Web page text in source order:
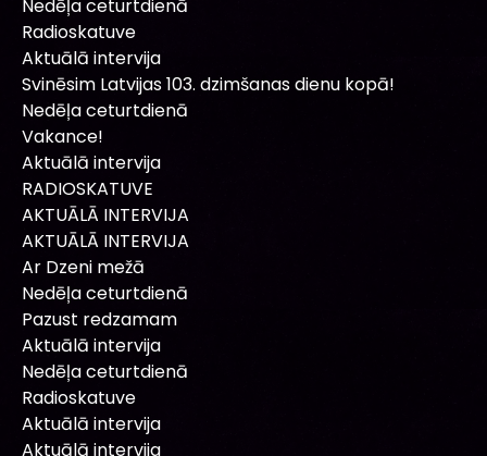
Nedēļa ceturtdienā
Radioskatuve
Aktuālā intervija
Svinēsim Latvijas 103. dzimšanas dienu kopā!
Nedēļa ceturtdienā
Vakance!
Aktuālā intervija
RADIOSKATUVE
AKTUĀLĀ INTERVIJA
AKTUĀLĀ INTERVIJA
Ar Dzeni mežā
Nedēļa ceturtdienā
Pazust redzamam
Aktuālā intervija
Nedēļa ceturtdienā
Radioskatuve
Aktuālā intervija
Aktuālā intervija